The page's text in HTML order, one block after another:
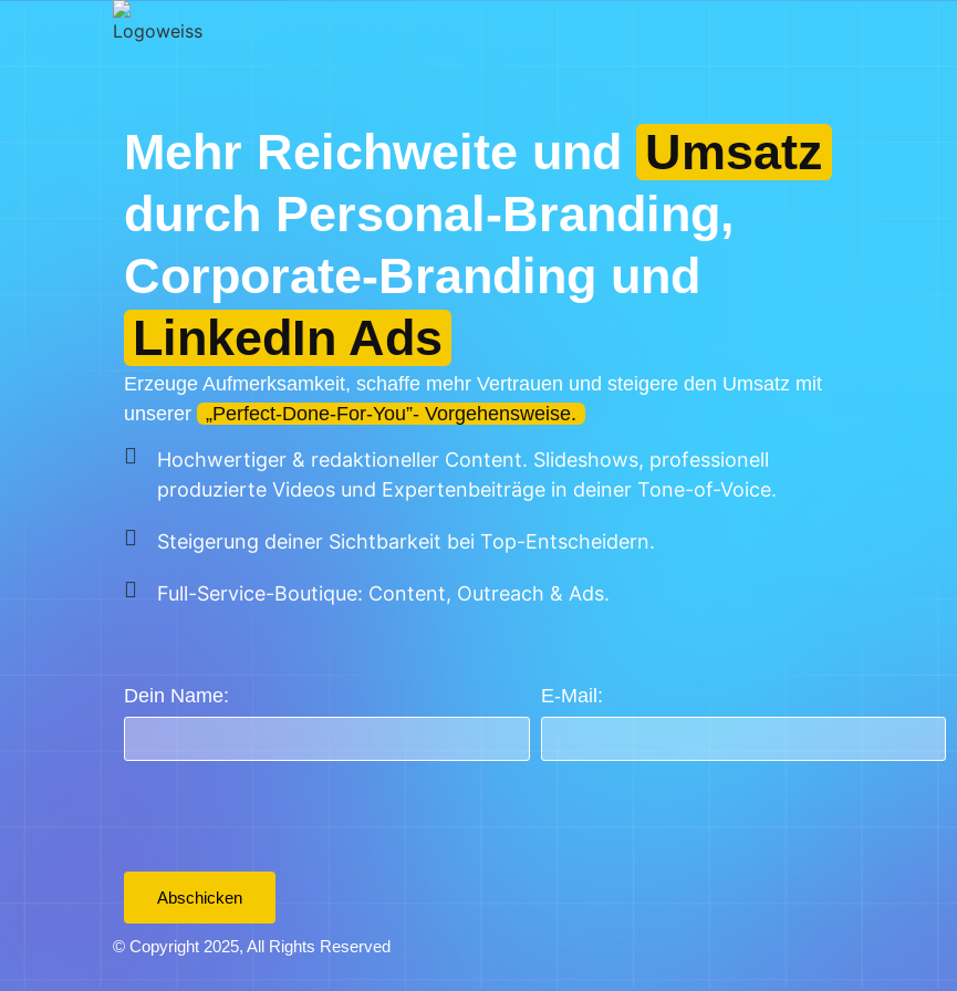
Mehr Reichweite und Umsatz
durch Personal-Branding,
Corporate-Branding und
LinkedIn Ads
Erzeuge Aufmerksamkeit, schaffe mehr Vertrauen und steigere den Umsatz mit
unserer
„Perfect-Done-For-You”- Vorgehensweise.
Hochwertiger & redaktioneller Content. Slideshows, professionell
produzierte Videos und Expertenbeiträge in deiner Tone-of-Voice.
Steigerung deiner Sichtbarkeit bei Top-Entscheidern.
Full-Service-Boutique: Content, Outreach & Ads.
Dein Name: E-Mail:
Abschicken
© Copyright 2025, All Rights Reserved